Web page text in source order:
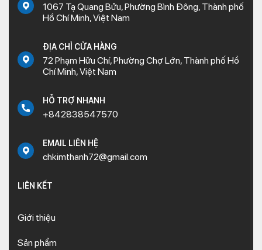
1067 Tạ Quang Bửu, Phường Bình Đông, Thành phố
Hồ Chí Minh, Việt Nam
ĐỊA CHỈ CỬA HÀNG
72 Phạm Hữu Chí, Phường Chợ Lớn, Thành phố Hồ
Chí Minh, Việt Nam
HỖ TRỢ NHANH
+842838547570
EMAIL LIÊN HỆ
chkimthanh72@gmail.com
LIÊN KẾT
Giới thiệu
Sản phẩm